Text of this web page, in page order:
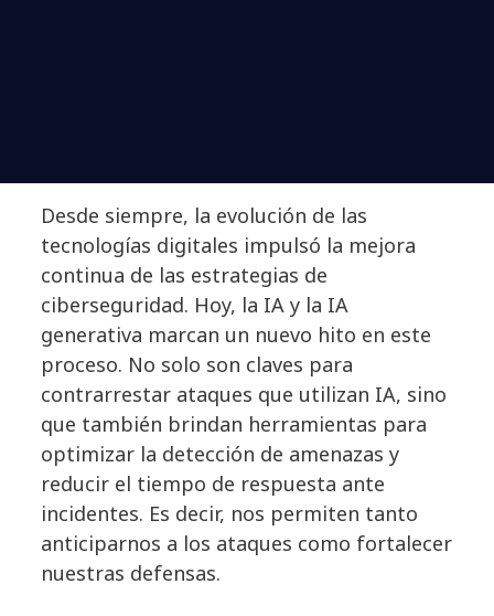
Desde siempre, la evolución de las
tecnologías digitales impulsó la mejora
continua de las estrategias de
ciberseguridad. Hoy, la IA y la IA
generativa marcan un nuevo hito en este
proceso. No solo son claves para
contrarrestar ataques que utilizan IA, sino
que también brindan herramientas para
optimizar la detección de amenazas y
reducir el tiempo de respuesta ante
incidentes. Es decir, nos permiten tanto
anticiparnos a los ataques como fortalecer
nuestras defensas.